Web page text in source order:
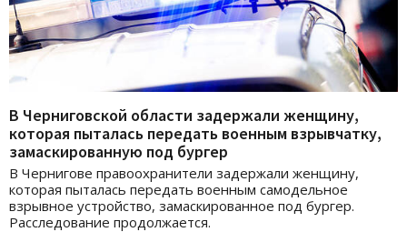
В Черниговской области задержали женщину,
которая пыталась передать военным взрывчатку,
замаскированную под бургер
В Чернигове правоохранители задержали женщину,
которая пыталась передать военным самодельное
взрывное устройство, замаскированное под бургер.
Расследование продолжается.